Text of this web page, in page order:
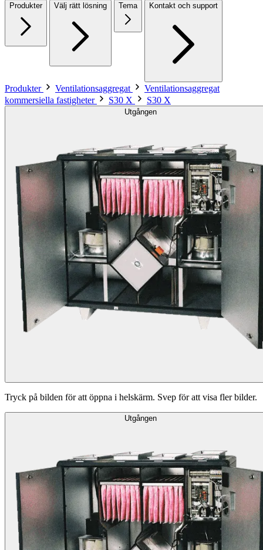
Produkter Välj rätt lösning Tema Kontakt och support
Produkter Ventilationsaggregat
Ventilationsaggregat
kommersiella fastigheter
S30 X S30 X
Utgången
Tryck på bilden för att öppna i helskärm. Svep för att visa fler bilder.
Utgången